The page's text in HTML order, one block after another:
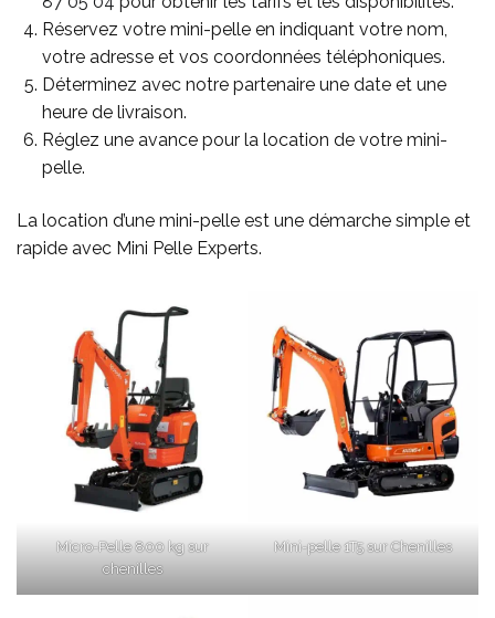
Réservez votre mini-pelle en indiquant votre nom,
votre adresse et vos coordonnées téléphoniques.
Déterminez avec notre partenaire une date et une
heure de livraison.
Réglez une avance pour la location de votre mini-
pelle.
La location d’une mini-pelle est une démarche simple et
rapide avec Mini Pelle Experts.
Micro-Pelle 800 kg sur
chenilles
Mini-pelle 1T5 sur Chenilles